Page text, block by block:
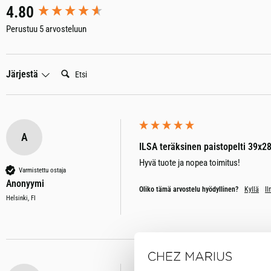
4.80
Perustuu 5 arvosteluun
Järjestä
A
Varmistettu ostaja
Anonyymi
Helsinki, FI
ILSA teräksinen paistopelti
Hyvä tuote ja nopea toimitus!
Oliko tämä arvostelu hyödyllinen? Kyllä
New content loaded